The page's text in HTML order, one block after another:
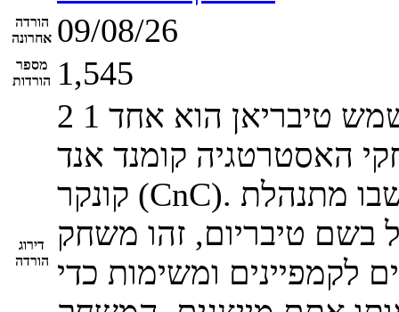
הורדה
אחרונה 09/08/26
מספר
הורדות
1,545
דירוג
הורדה
2 1 טיבריאן הוא אחד
האסטרטגיה קומנד אנד
קונקר (CnC). המשחק מתרחש בעולם מקביל שבו מתנהלת
בשם טיבריום, זהו משחק
לקמפיינים ומשימות כדי